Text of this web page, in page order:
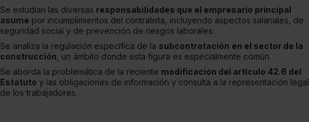
Se estudian las diversas responsabilidades que el empresario principal
asume por incumplimientos del contratista, incluyendo aspectos salariales, de
seguridad social y de prevención de riesgos laborales.
Se analiza la regulación específica de la subcontratación en el sector de la
construcción , un ámbito donde esta figura es especialmente común.
Se aborda la problemática de la reciente modificación del artículo 42.6 del
Estatuto y las obligaciones de información y consulta a la representación legal
de los trabajadores.